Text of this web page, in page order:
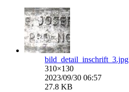
bild_detail_inschrift_3.jpg
310×130
2023/09/30 06:57
27.8 KB